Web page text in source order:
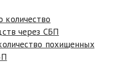
похищенных